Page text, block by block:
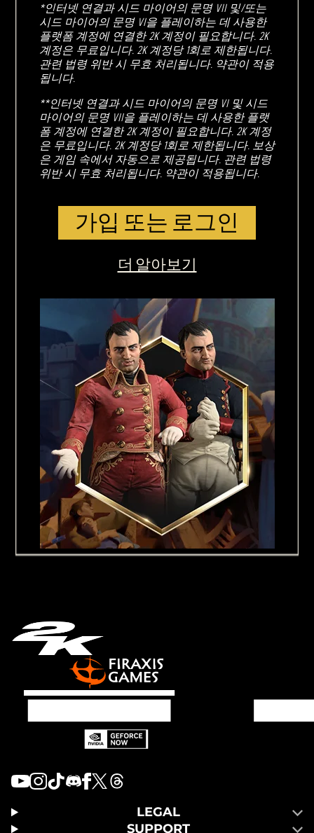
*인터넷 연결과 시드 마이어의 문명 VII 및/또는
시드 마이어의 문명 VI을 플레이하는 데 사용한
플랫폼 계정에 연결한 2K 계정이 필요합니다. 2K
계정은 무료입니다. 2K 계정당 1회로 제한됩니다.
관련 법령 위반 시 무효 처리됩니다. 약관이 적용
됩니다.
**인터넷 연결과 시드 마이어의 문명 VI 및 시드
마이어의 문명 VII을 플레이하는 데 사용한 플랫
폼 계정에 연결한 2K 계정이 필요합니다. 2K 계정
은 무료입니다. 2K 계정당 1회로 제한됩니다. 보상
은 게임 속에서 자동으로 제공됩니다. 관련 법령
위반 시 무효 처리됩니다. 약관이 적용됩니다.
가입 또는 로그인
더 알아보기
LEGAL
SUPPORT